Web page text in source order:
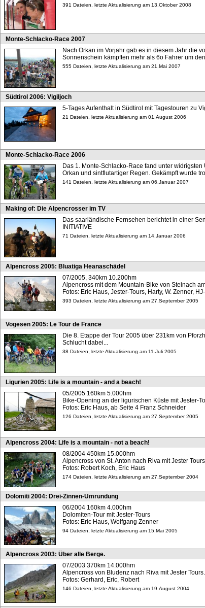
391 Dateien, letzte Aktualisierung am 13.Oktober 2008
Monte-Schlacko-Race 2007
Nach Orkan im Vorjahr gab es in diesem Jahr die
Sonnenschein kämpften mehr als 6o Fahrer um
555 Dateien, letzte Aktualisierung am 21.Mai 2007
Südtirol 2006: Vigiljoch
5-Tages Aufenthalt in Südtirol mit Tagestouren zu
21 Dateien, letzte Aktualisierung am 01.August 2006
Monte-Schlacko-Race 2006
Das 1. Monte-Schlacko-Race fand unter
Orkan und sintflutartiger Regen. Gekämpft wurde
141 Dateien, letzte Aktualisierung am 06.Januar 2007
Making of: Die Alpencrosser im TV
Das saarländische Fernsehen berichtet in einer
INITIATIVE
71 Dateien, letzte Aktualisierung am 14.Januar 2006
Alpencross 2005: Bluatiga Heanaschädel
07/2005, 340km 10.200hm
Alpencross mit dem Mountain-Bike von Steinach
Fotos: Eric Haus, Jester-Tours, Harty, W. Zenner,
393 Dateien, letzte Aktualisierung am 27.September 2005
Vogesen 2005: Le Tour de France
Die 8. Etappe der Tour 2005 über 231km von
Schlucht dabei...
38 Dateien, letzte Aktualisierung am 11.Juli 2005
Ligurien 2005: Life is a mountain - and a beach!
05/2005 160km 5.000hm
Bike-Opening an der ligurischen Küste mit Jester-
Fotos: Eric Haus, ab Seite 4 Franz Schneider
126 Dateien, letzte Aktualisierung am 27.September 2005
Alpencross 2004: Life is a mountain - not a beach!
08/2004 450km 15.000hm
Alpencross von St. Anton nach Riva mit Jester
Fotos: Robert Koch, Eric Haus
174 Dateien, letzte Aktualisierung am 27.September 2004
Dolomiti 2004: Drei-Zinnen-Umrundung
06/2004 160km 4.000hm
Dolomiten-Tour mit Jester-Tours
Fotos: Eric Haus, Wolfgang Zenner
94 Dateien, letzte Aktualisierung am 15.Mai 2005
Alpencross 2003: Über alle Berge.
07/2003 370km 14.000hm
Alpencross von Bludenz nach Riva mit Jester Tours.
Fotos: Gerhard, Eric, Robert
146 Dateien, letzte Aktualisierung am 19.August 2004